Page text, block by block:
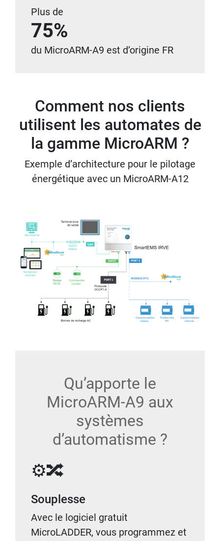
Plus de
75%
du MicroARM-A9 est d’origine FR
Comment nos clients
utilisent les automates de
la gamme MicroARM ?
Exemple d’architecture pour le pilotage
énergétique avec un MicroARM-A12
Qu’apporte le
MicroARM-A9 aux
systèmes
d’automatisme ?
⚙️🔀
Souplesse
Avec le logiciel gratuit
MicroLADDER, vous programmez et